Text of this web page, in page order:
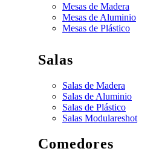
Mesas de Madera
Mesas de Aluminio
Mesas de Plástico
Salas
Salas de Madera
Salas de Aluminio
Salas de Plástico
Salas Modulareshot
Comedores